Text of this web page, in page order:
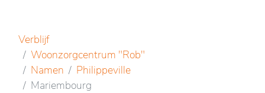
Verblijf
Woonzorgcentrum "Rob"
Namen
Philippeville
Mariembourg